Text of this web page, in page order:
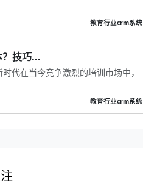
教育行业crm系统
技巧...
代在当今竞争激烈的培训市场中，
教育行业crm系统